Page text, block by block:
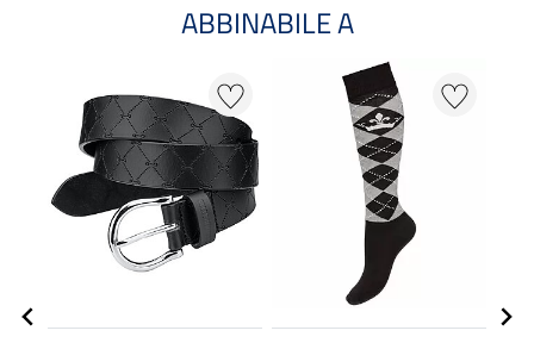
ABBINABILE A